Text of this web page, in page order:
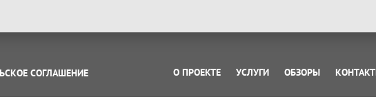
СОГЛАШЕНИЕ О ПРОЕКТЕ УСЛУГИ ОБЗОРЫ